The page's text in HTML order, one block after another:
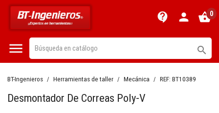
contact_support person shopping_basket0
 
BT-Ingenieros Herramientas de taller Mecánica REF: BT10389
Desmontador De Correas Poly-V